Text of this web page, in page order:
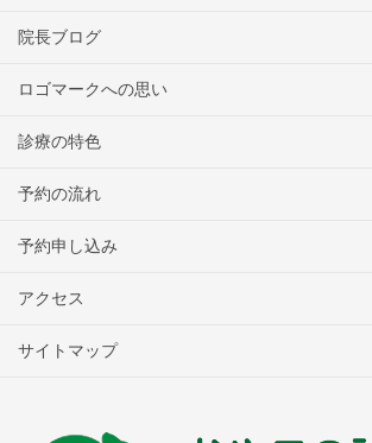
院長ブログ
ロゴマークへの思い
診療の特色
予約の流れ
予約申し込み
アクセス
サイトマップ